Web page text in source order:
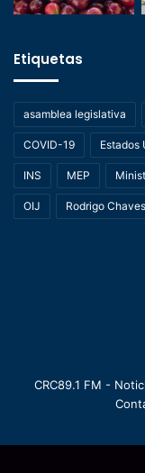
Etiquetas
asamblea legislativa
COVID-19 Estados
INS MEP
OIJ Rodrigo
CRC89.1 FM -